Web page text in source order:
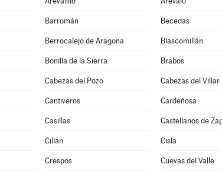
Barromán Becedas
Berrocalejo de Aragona Blascomillán
Bonilla de la Sierra Brabos
Cabezas del Pozo Cabezas del Villar
Cantiveros Cardeñosa
Casillas Castellanos de
Cillán Cisla
Crespos Cuevas del Valle